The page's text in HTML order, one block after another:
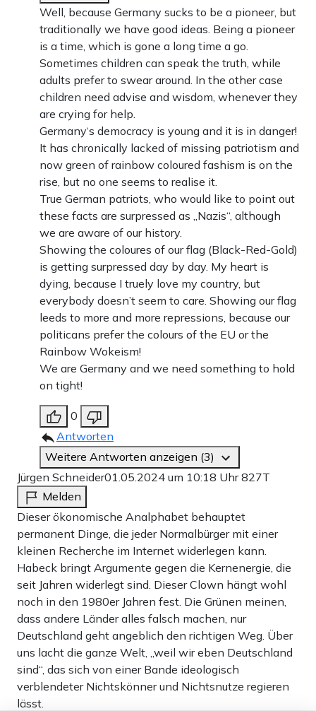
Well, because Germany sucks to be a pioneer, but
traditionally we have good ideas. Being a pioneer
is a time, which is gone a long time a go.
Sometimes children can speak the truth, while
adults prefer to swear around. In the other case
children need advise and wisdom, whenever they
are crying for help.
Germany‘s democracy is young and it is in danger!
It has chronically lacked of missing patriotism and
now green of rainbow coloured fashism is on the
rise, but no one seems to realise it.
True German patriots, who would like to point out
these facts are surpressed as „Nazis“, although
we are aware of our history.
Showing the coloures of our flag (Black-Red-Gold)
is getting surpressed day by day. My heart is
dying, because I truely love my country, but
everybody doesn’t seem to care. Showing our flag
leeds to more and more repressions, because our
politicans prefer the colours of the EU or the
Rainbow Wokeism!
We are Germany and we need something to hold
on tight!
0
Antworten
Weitere Antworten anzeigen (3)
Jürgen Schneider01.05.2024 um 10:18 Uhr827T
Melden
Dieser ökonomische Analphabet behauptet
permanent Dinge, die jeder Normalbürger mit einer
kleinen Recherche im Internet widerlegen kann.
Habeck bringt Argumente gegen die Kernenergie, die
seit Jahren widerlegt sind. Dieser Clown hängt wohl
noch in den 1980er Jahren fest. Die Grünen meinen,
dass andere Länder alles falsch machen, nur
Deutschland geht angeblich den richtigen Weg. Über
uns lacht die ganze Welt, „weil wir eben Deutschland
sind“, das sich von einer Bande ideologisch
verblendeter Nichtskönner und Nichtsnutze regieren
lässt.